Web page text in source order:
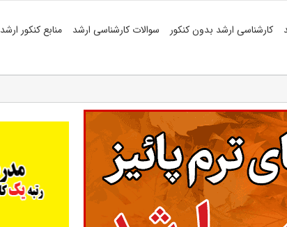
کارشناسی ارشد بدون کنکور سوالات کارشناسی ارشد منابع کنکور ارشد